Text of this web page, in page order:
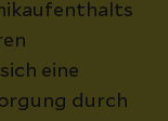
eine
durch